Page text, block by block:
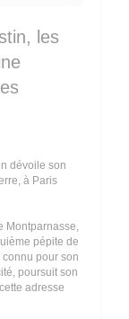
les
dévoile son
à Paris
Montparnasse,
pépite de
pour son
poursuit son
adresse